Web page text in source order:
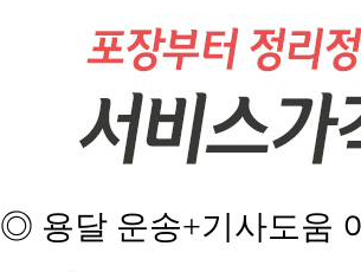
◎ 용달 운송+기사도움